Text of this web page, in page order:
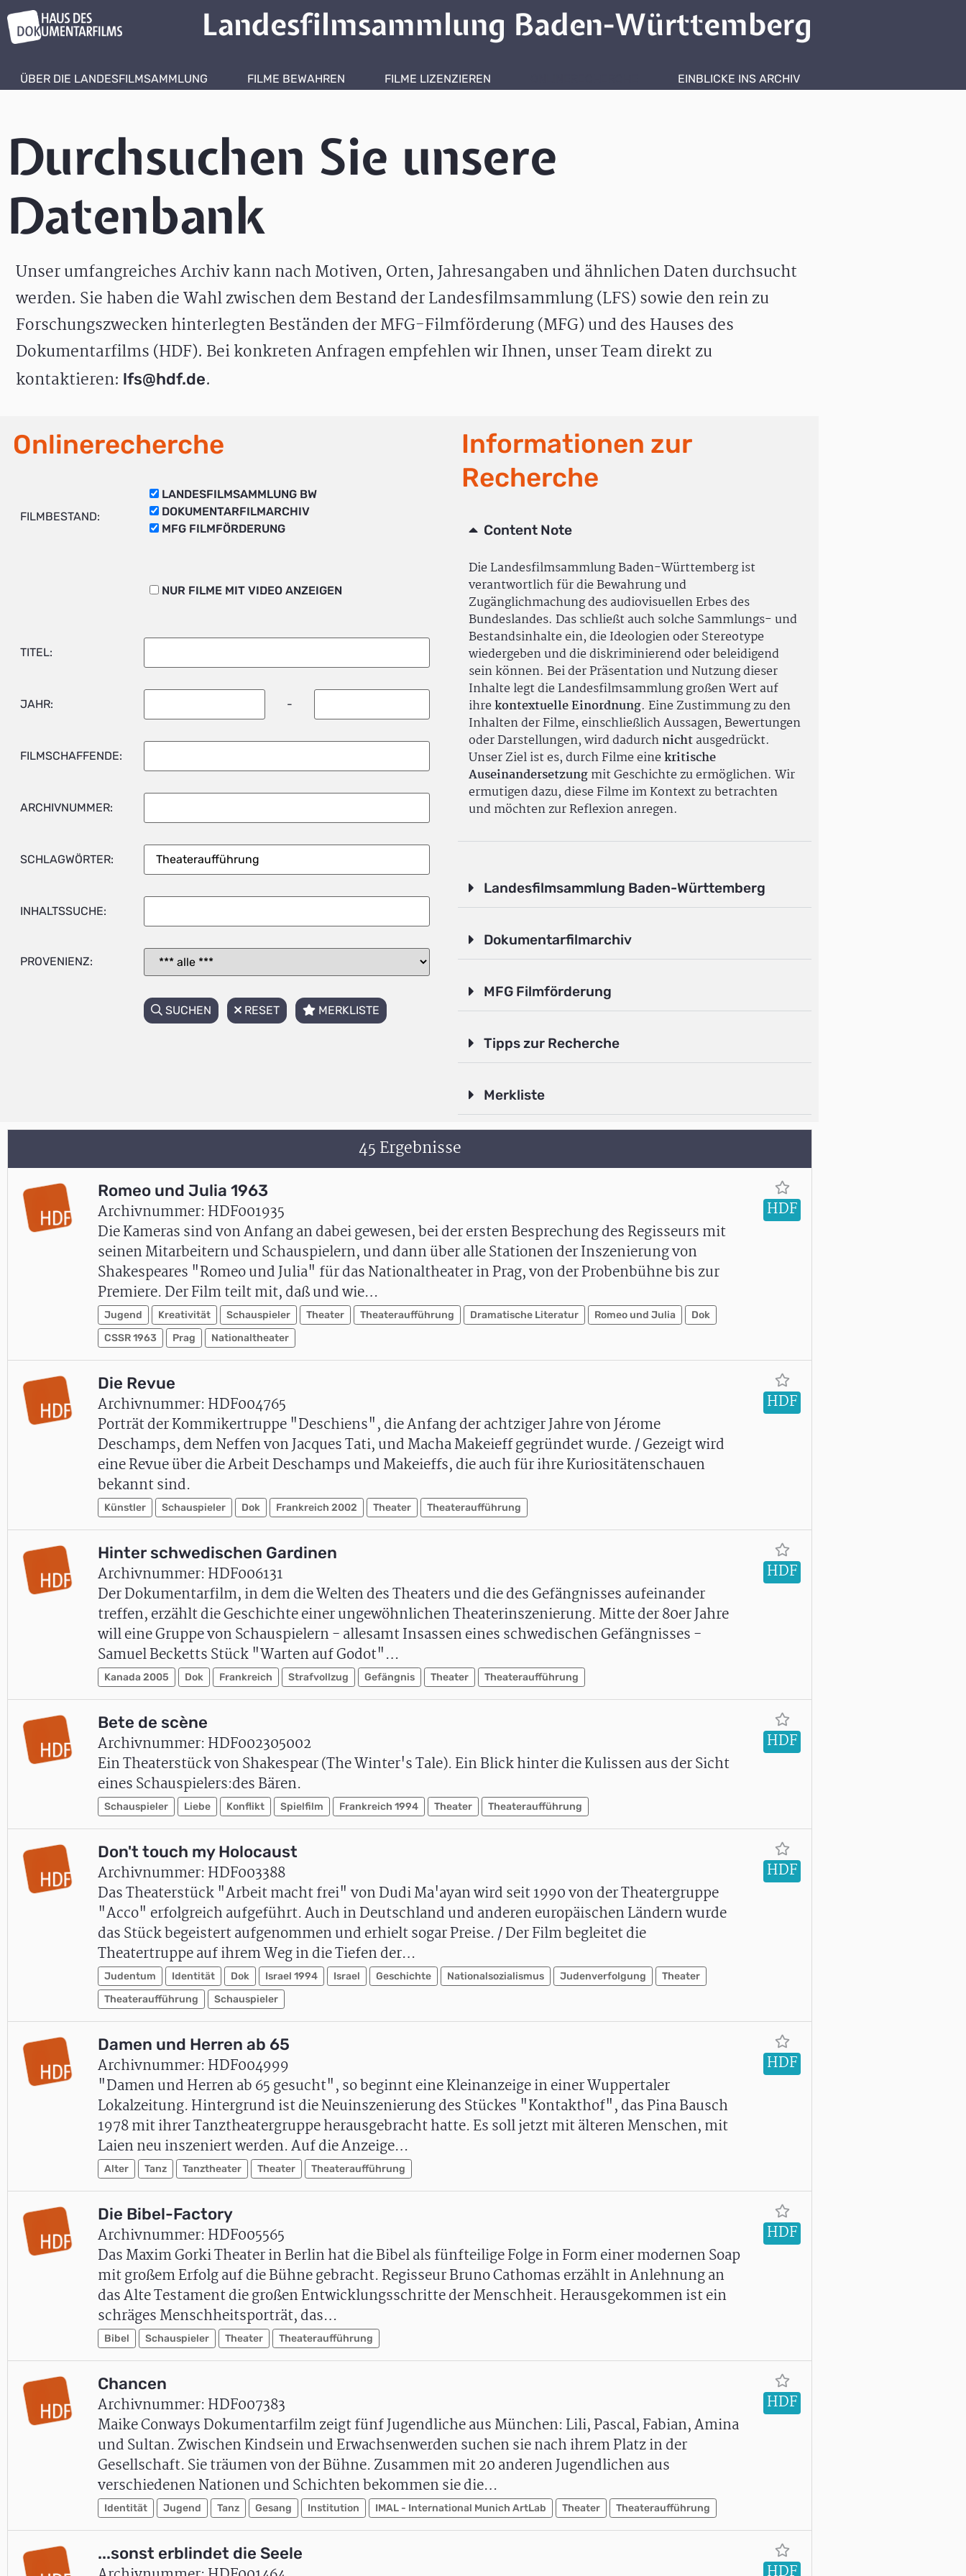
Landesfilmsammlung Baden-Württemberg
ÜBER DIE LANDESFILMSAMMLUNG FILME BEWAHREN FILME LIZENZIEREN EINBLICKE INS ARCHIV
Durchsuchen Sie unsere
Datenbank
Unser umfangreiches Archiv kann nach Motiven, Orten, Jahresangaben und ähnlichen Daten durchsucht
werden. Sie haben die Wahl zwischen dem Bestand der Landesfilmsammlung (LFS) sowie den rein zu
Forschungszwecken hinterlegten Beständen der MFG-Filmförderung (MFG) und des Hauses des
Dokumentarfilms (HDF). Bei konkreten Anfragen empfehlen wir Ihnen, unser Team direkt zu
kontaktieren: lfs@hdf.de.
Onlinerecherche
FILMBESTAND:
LANDESFILMSAMMLUNG BW
DOKUMENTARFILMARCHIV
MFG FILMFÖRDERUNG
NUR FILME MIT VIDEO ANZEIGEN
TITEL:
JAHR: -
FILMSCHAFFENDE:
ARCHIVNUMMER:
SCHLAGWÖRTER:
INHALTSSUCHE:
PROVENIENZ:
SUCHEN RESET MERKLISTE
Informationen zur
Recherche
Content Note
Die Landesfilmsammlung Baden-Württemberg ist
verantwortlich für die Bewahrung und
Zugänglichmachung des audiovisuellen Erbes des
Bundeslandes. Das schließt auch solche Sammlungs- und
Bestandsinhalte ein, die Ideologien oder Stereotype
wiedergeben und die diskriminierend oder beleidigend
sein können. Bei der Präsentation und Nutzung dieser
Inhalte legt die Landesfilmsammlung großen Wert auf
ihrekontextuelle Einordnung. Eine Zustimmung zu den
Inhalten der Filme, einschließlich Aussagen, Bewertungen
oder Darstellungen, wird dadurchnichtausgedrückt.
Unser Ziel ist es, durch Filme einekritische
Auseinandersetzungmit Geschichte zu ermöglichen. Wir
ermutigen dazu, diese Filme im Kontext zu betrachten
und möchten zur Reflexion anregen.
Landesfilmsammlung Baden-Württemberg
Dokumentarfilmarchiv
MFG Filmförderung
Tipps zur Recherche
Merkliste
45 Ergebnisse
Romeo und Julia 1963
Archivnummer: HDF001935
Die Kameras sind von Anfang an dabei gewesen, bei der ersten Besprechung des Regisseurs mit
seinen Mitarbeitern und Schauspielern, und dann über alle Stationen der Inszenierung von
Shakespeares "Romeo und Julia" für das Nationaltheater in Prag, von der Probenbühne bis zur
Premiere. Der Film teilt mit, daß und wie…
Jugend Kreativität Schauspieler Theater Theateraufführung Dramatische Literatur Romeo und Julia
Dok
CSSR 1963
Prag Nationaltheater
HDF
Die Revue
Archivnummer: HDF004765
Porträt der Kommikertruppe "Deschiens", die Anfang der achtziger Jahre von Jérome
Deschamps, dem Neffen von Jacques Tati, und Macha Makeieff gegründet wurde. / Gezeigt wird
eine Revue über die Arbeit Deschamps und Makeieffs, die auch für ihre Kuriositätenschauen
bekannt sind.
Künstler Schauspieler Dok Frankreich 2002 Theater Theateraufführung
HDF
Hinter schwedischen Gardinen
Archivnummer: HDF006131
Der Dokumentarfilm, in dem die Welten des Theaters und die des Gefängnisses aufeinander
treffen, erzählt die Geschichte einer ungewöhnlichen Theaterinszenierung. Mitte der 80er Jahre
will eine Gruppe von Schauspielern - allesamt Insassen eines schwedischen Gefängnisses -
Samuel Becketts Stück "Warten auf Godot"…
Kanada 2005 Dok Frankreich Strafvollzug Gefängnis Theater Theateraufführung
HDF
Bete de scène
Archivnummer: HDF002305002
Ein Theaterstück von Shakespear (The Winter's Tale). Ein Blick hinter die Kulissen aus der Sicht
eines Schauspielers:des Bären.
Schauspieler Liebe Konflikt Spielfilm Frankreich 1994 Theater Theateraufführung
HDF
Don't touch my Holocaust
Archivnummer: HDF003388
Das Theaterstück "Arbeit macht frei" von Dudi Ma'ayan wird seit 1990 von der Theatergruppe
"Acco" erfolgreich aufgeführt. Auch in Deutschland und anderen europäischen Ländern wurde
das Stück begeistert aufgenommen und erhielt sogar Preise. / Der Film begleitet die
Theatertruppe auf ihrem Weg in die Tiefen der…
Judentum Identität Dok Israel 1994 Israel Geschichte Nationalsozialismus Judenverfolgung
Theater
Theateraufführung
Schauspieler
HDF
Damen und Herren ab 65
Archivnummer: HDF004999
"Damen und Herren ab 65 gesucht", so beginnt eine Kleinanzeige in einer Wuppertaler
Lokalzeitung. Hintergrund ist die Neuinszenierung des Stückes "Kontakthof", das Pina Bausch
1978 mit ihrer Tanztheatergruppe herausgebracht hatte. Es soll jetzt mit älteren Menschen, mit
Laien neu inszeniert werden. Auf die Anzeige…
Alter Tanz Tanztheater Theater Theateraufführung
HDF
Die Bibel-Factory
Archivnummer: HDF005565
Das Maxim Gorki Theater in Berlin hat die Bibel als fünfteilige Folge in Form einer modernen Soap
mit großem Erfolg auf die Bühne gebracht. Regisseur Bruno Cathomas erzählt in Anlehnung an
das Alte Testament die großen Entwicklungsschritte der Menschheit. Herausgekommen ist ein
schräges Menschheitsporträt, das…
Bibel Schauspieler Theater Theateraufführung
HDF
Chancen
Archivnummer: HDF007383
Maike Conways Dokumentarfilm zeigt fünf Jugendliche aus München: Lili, Pascal, Fabian, Amina
und Sultan. Zwischen Kindsein und Erwachsenwerden suchen sie nach ihrem Platz in der
Gesellschaft. Sie träumen von der Bühne. Zusammen mit 20 anderen Jugendlichen aus
verschiedenen Nationen und Schichten bekommen sie die…
Identität Jugend Tanz Gesang Institution IMAL - International Munich ArtLab Theater Theateraufführung
HDF
...sonst erblindet die Seele